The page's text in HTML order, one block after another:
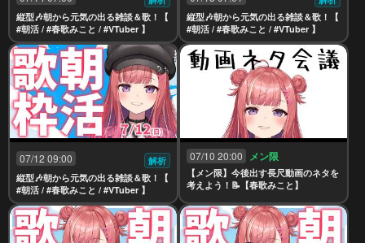
縦型🎶朝から元気の出る雑談＆歌！【
#朝活 / #春歌みこと / #VTuber 】
縦型🎶朝から元気の出る雑談＆歌！【
#朝活 / #春歌みこと / #VTuber 】
07/12 09:00
解析
縦型🎶朝から元気の出る雑談＆歌！【
#朝活 / #春歌みこと / #VTuber 】
07/10 20:00 メン限
【メン限】今後出す長尺動画のネタを
考えよう！📝【春歌みこと】